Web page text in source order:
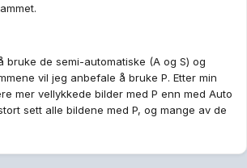
de semi-automatiske (A og S) og
vil jeg anbefale å bruke P. Etter min
mer vellykkede bilder med P enn med Auto
sett alle bildene med P, og mange av de